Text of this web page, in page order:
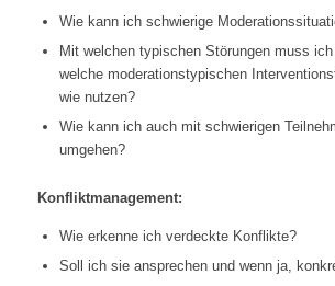
Wie kann ich schwierige
Mit welchen typischen Störungen muss
welche moderationstypischen
wie nutzen?
Wie kann ich auch mit schwierigen
umgehen?
Konfliktmanagement:
Wie erkenne ich verdeckte Konflikte?
Soll ich sie ansprechen und wenn ja,